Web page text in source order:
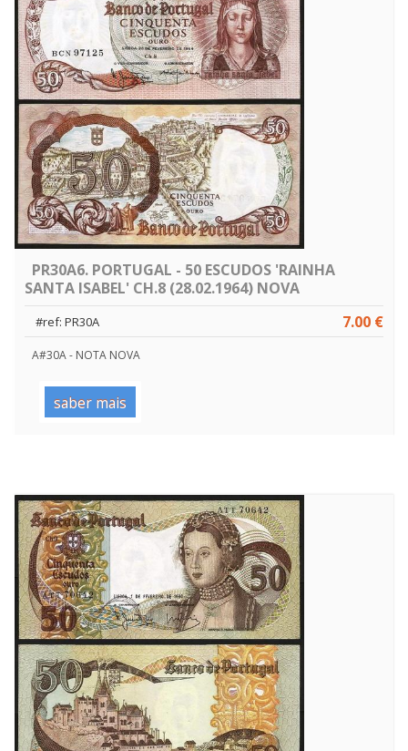
PR30A6. PORTUGAL - 50 ESCUDOS 'RAINHA
SANTA ISABEL' CH.8 (28.02.1964) NOVA
7.00 €
#ref: PR30A
A#30A - NOTA NOVA
saber mais